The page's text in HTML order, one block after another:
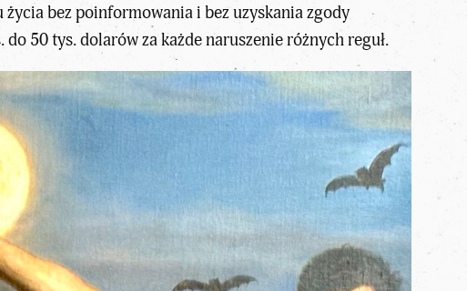
bez poinformowania i bez uzyskania zgody
50 tys. dolarów za każde naruszenie różnych reguł.